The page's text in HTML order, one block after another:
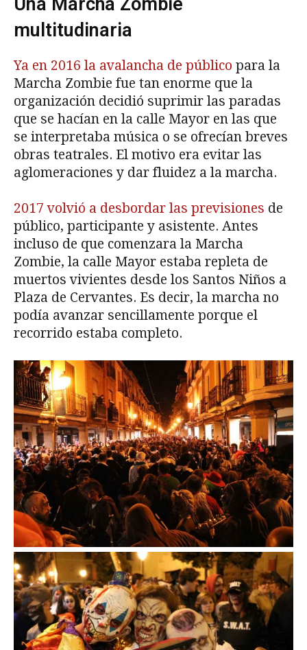
multitudinaria
Ya en 2016 la avalancha de público para la
Marcha Zombie fue tan enorme que la
organización decidió suprimir las paradas
que se hacían en la calle Mayor en las que
se interpretaba música o se ofrecían breves
obras teatrales. El motivo era evitar las
aglomeraciones y dar fluidez a la marcha.
2017 volvió a desbordar las previsiones de
público, participante y asistente. Antes
incluso de que comenzara la Marcha
Zombie, la calle Mayor estaba repleta de
muertos vivientes desde los Santos Niños a
Plaza de Cervantes. Es decir, la marcha no
podía avanzar sencillamente porque el
recorrido estaba completo.